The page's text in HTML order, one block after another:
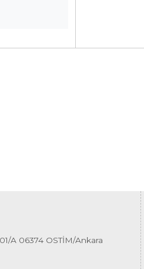
A 06374 OSTİM/Ankara